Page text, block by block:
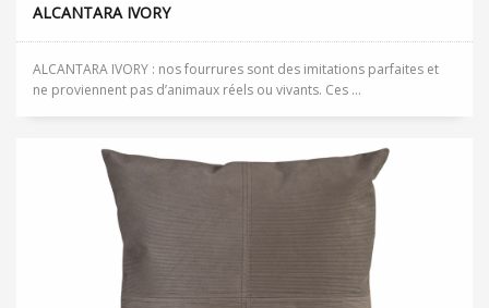
ALCANTARA IVORY
ALCANTARA IVORY : nos fourrures sont des imitations parfaites et
ne proviennent pas d’animaux réels ou vivants. Ces ...